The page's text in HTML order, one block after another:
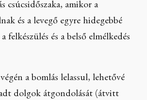
csúcsidőszaka, amikor a
és a levegő egyre hidegebbé
felkészülés és a belső elmélkedés
a bomlás lelassul, lehetővé
dolgok átgondolását (átvitt